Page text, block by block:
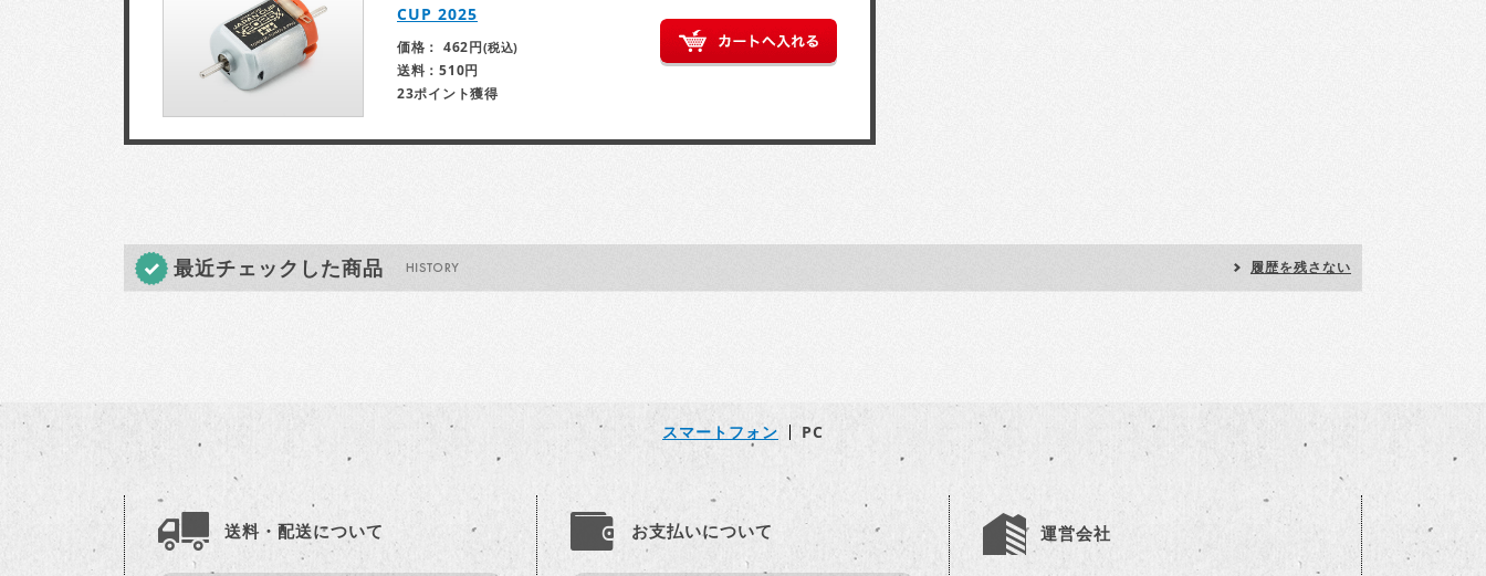
CUP 2025
価格： 462円(税込)
送料：510円
23ポイント獲得
最近チェックした商品 履歴を残さない
スマートフォン PC
送料・配送について お支払いについて 運営会社